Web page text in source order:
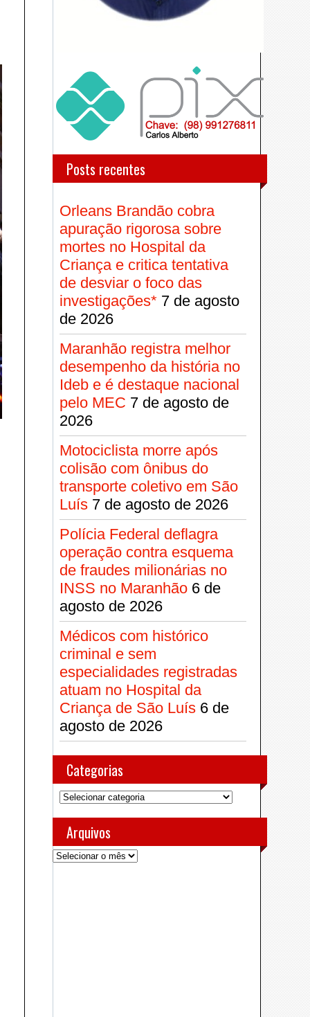
Posts recentes
Orleans Brandão cobra
apuração rigorosa sobre
mortes no Hospital da
Criança e critica tentativa
de desviar o foco das
investigações* 7 de agosto
de 2026
Maranhão registra melhor
desempenho da história no
Ideb e é destaque nacional
pelo MEC 7 de agosto de
2026
Motociclista morre após
colisão com ônibus do
transporte coletivo em São
Luís 7 de agosto de 2026
Polícia Federal deflagra
operação contra esquema
de fraudes milionárias no
INSS no Maranhão 6 de
agosto de 2026
Médicos com histórico
criminal e sem
especialidades registradas
atuam no Hospital da
Criança de São Luís 6 de
agosto de 2026
Categorias
Categorias
Arquivos
Arquivos